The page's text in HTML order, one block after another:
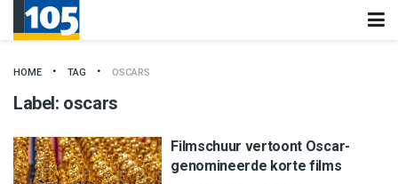
HOME TAG OSCARS
Label: oscars
Filmschuur vertoont Oscar-
genomineerde korte films